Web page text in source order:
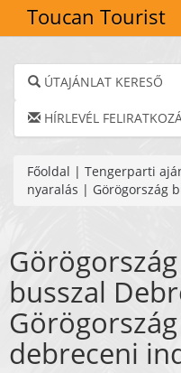
Toucan Tourist
ÚTAJÁNLAT KERESŐ
HÍRLEVÉL
Főoldal | Tengerparti
nyaralás | Görögország
busszal
debreceni